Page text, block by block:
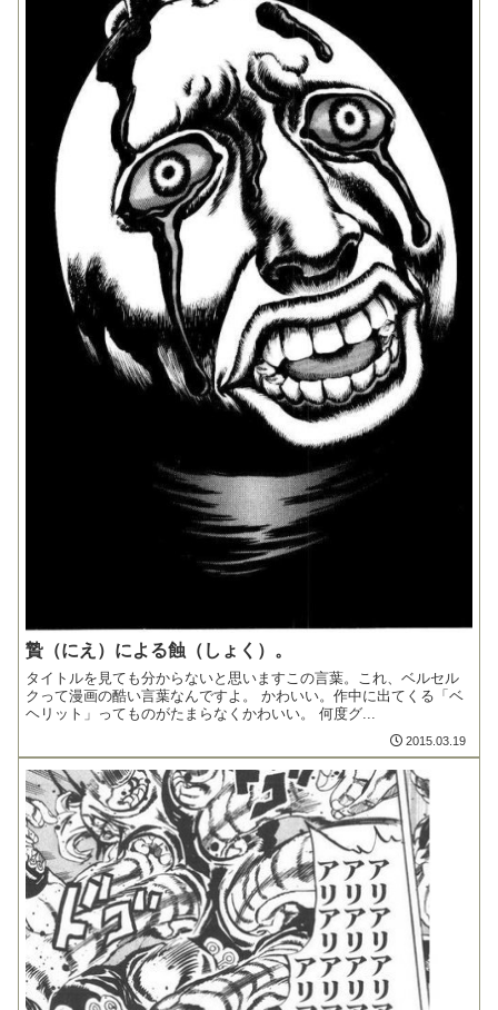
贄（にえ）による蝕（しょく）。
タイトルを見ても分からないと思いますこの言葉。これ、ベルセル
クって漫画の酷い言葉なんですよ。 かわいい。作中に出てくる「ベ
ヘリット」ってものがたまらなくかわいい。 何度グ...
2015.03.19